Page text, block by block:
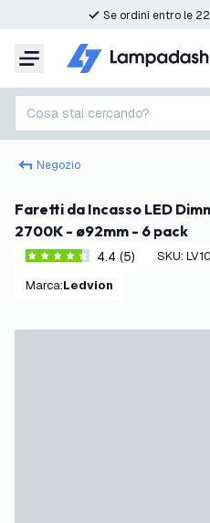
Se ordini entro le
Menu
Cosa stai cercando?
Negozio
Faretti da Incasso LED Dimmerabili Inox - Tokyo - 3W -
2700K - ø92mm - 6 pack
4.4 stelle di valutazione
4.4 (5) SKU:
Marca: Ledvion